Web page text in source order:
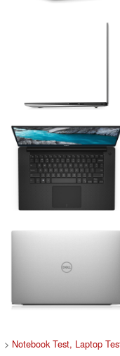
> Notebook Test, Laptop